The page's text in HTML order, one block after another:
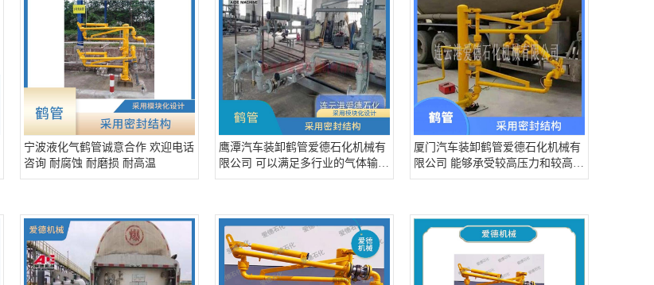
宁波液化气鹤管诚意合作 欢迎电话
咨询 耐腐蚀 耐磨损 耐高温
鹰潭汽车装卸鹤管爱德石化机械有
限公司 可以满足多行业的气体输送
需求
厦门汽车装卸鹤管爱德石化机械有
限公司 能够承受较高压力和较高温
度